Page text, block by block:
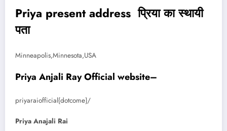
Priya present address प्रिया का स्थायी
पता
Minneapolis,Minnesota,USA
Priya Anjali Ray Official website–
priyaraiofficial{dotcome}/
Priya Anajali Rai